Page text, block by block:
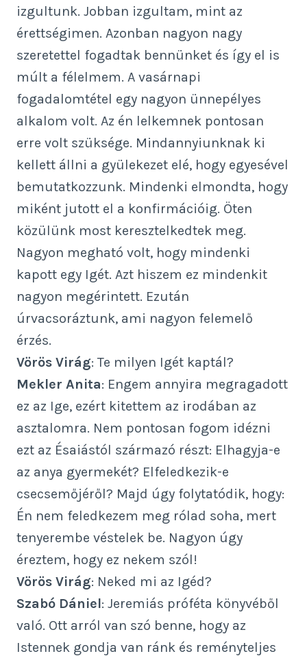
izgultunk. Jobban izgultam, mint az
érettségimen. Azonban nagyon nagy
szeretettel fogadtak bennünket és így el is
múlt a félelmem. A vasárnapi
fogadalomtétel egy nagyon ünnepélyes
alkalom volt. Az én lelkemnek pontosan
erre volt szüksége. Mindannyiunknak ki
kellett állni a gyülekezet elé, hogy egyesével
bemutatkozzunk. Mindenki elmondta, hogy
miként jutott el a konfirmációig. Öten
közülünk most keresztelkedtek meg.
Nagyon megható volt, hogy mindenki
kapott egy Igét. Azt hiszem ez mindenkit
nagyon megérintett. Ezután
úrvacsoráztunk, ami nagyon felemelő
érzés.
Vörös Virág: Te milyen Igét kaptál?
Mekler Anita: Engem annyira megragadott
ez az Ige, ezért kitettem az irodában az
asztalomra. Nem pontosan fogom idézni
ezt az Ésaiástól származó részt: Elhagyja-e
az anya gyermekét? Elfeledkezik-e
csecsemőjéről? Majd úgy folytatódik, hogy:
Én nem feledkezem meg rólad soha, mert
tenyerembe véstelek be. Nagyon úgy
éreztem, hogy ez nekem szól!
Vörös Virág: Neked mi az Igéd?
Szabó Dániel: Jeremiás próféta könyvéből
való. Ott arról van szó benne, hogy az
Istennek gondja van ránk és reményteljes